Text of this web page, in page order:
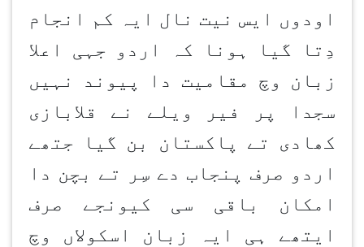
اودوں ایس نیت نال ایہ کم انجام
دِتا گیا ہونا کہ اردو جہی اعلا
زبان وچ مقامیت دا پیوند نہیں
سجدا پر فیر ویلے نے قلابازی
کھادی تے پاکستان بن گیا جتھے
اردو صرف پنجاب دے سِر تے بچن دا
امکان باقی سی کیونجے صرف
ایتھے ہی ایہ زبان اسکولاں وچ